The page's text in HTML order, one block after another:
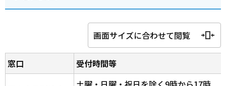
画面サイズに合わせて閲覧
窓口 受付時間等